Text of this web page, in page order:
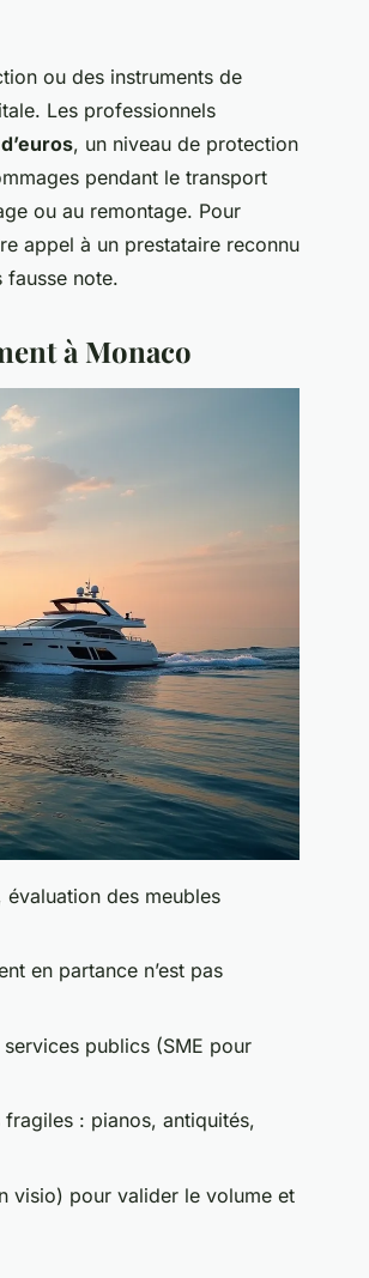
ou des instruments de
Les professionnels
, un niveau de protection
pendant le transport
ou au remontage. Pour
appel à un prestataire reconnu
fausse note.
à Monaco
des meubles
en partance n’est pas
publics (SME pour
: pianos, antiquités,
visio) pour valider le volume et